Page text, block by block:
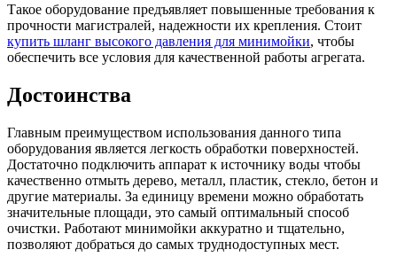
Такое оборудование предъявляет повышенные требования к
прочности магистралей, надежности их крепления. Стоит
купить шланг высокого давления для минимойки, чтобы
обеспечить все условия для качественной работы агрегата.
Достоинства
Главным преимуществом использования данного типа
оборудования является легкость обработки поверхностей.
Достаточно подключить аппарат к источнику воды чтобы
качественно отмыть дерево, металл, пластик, стекло, бетон и
другие материалы. За единицу времени можно обработать
значительные площади, это самый оптимальный способ
очистки. Работают минимойки аккуратно и тщательно,
позволяют добраться до самых труднодоступных мест.